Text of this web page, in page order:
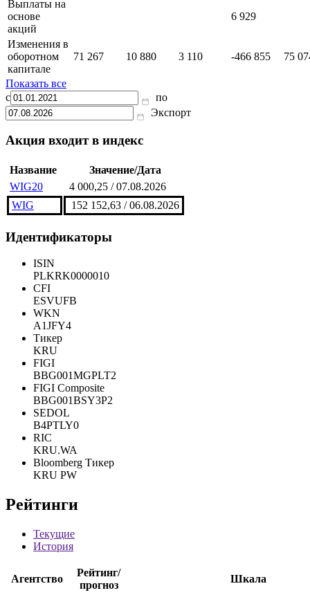
Выплаты на
основе
акций
6 929
Изменения в
оборотном
капитале
71 267 10 880 3 110 -466 855 75
Показать все
с
по
Экспорт
Акция входит в индекс
Название
Значение/Дата
WIG20
4 000,25 / 07.08.2026
WIG
152 152,63 / 06.08.2026
Идентификаторы
ISIN
PLKRK0000010
CFI
ESVUFB
WKN
A1JFY4
Тикер
KRU
FIGI
BBG001MGPLT2
FIGI Composite
BBG001BSY3P2
SEDOL
B4PTLY0
RIC
KRU.WA
Bloomberg Тикер
KRU PW
Рейтинги
Текущие
История
Агентство
Рейтинг/
прогноз
Шкала